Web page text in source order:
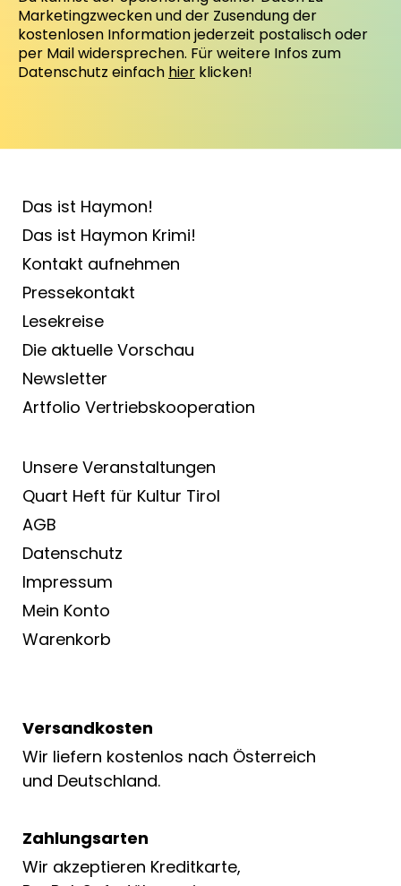
Marketingzwecken und der Zusendung der
kostenlosen Information jederzeit postalisch oder
per Mail widersprechen. Für weitere Infos zum
Datenschutz einfach hier klicken!
Das ist Haymon!
Das ist Haymon Krimi!
Kontakt aufnehmen
Pressekontakt
Lesekreise
Die aktuelle Vorschau
Newsletter
Artfolio Vertriebs­kooperation
Unsere Veranstaltungen
Quart Heft für Kultur Tirol
AGB
Datenschutz
Impressum
Mein Konto
Warenkorb
Versandkosten
Wir liefern kostenlos nach Österreich
und Deutschland.
Zahlungsarten
Wir akzeptieren Kreditkarte,